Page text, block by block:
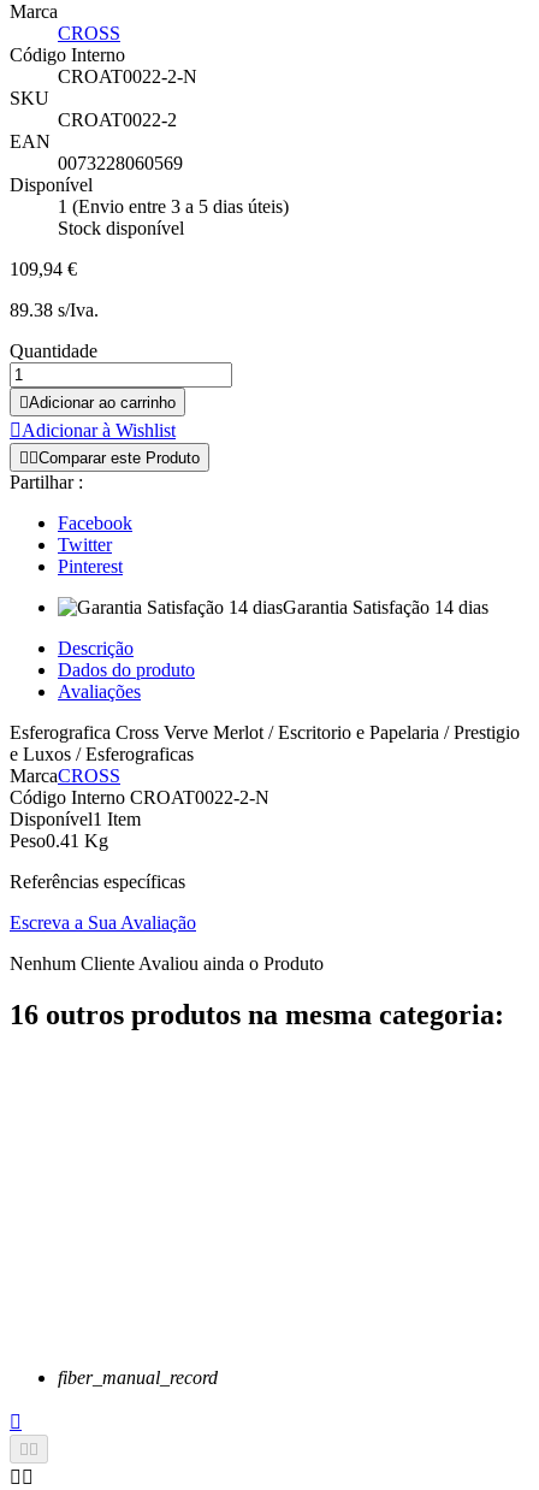
Marca
CROSS
Código Interno
CROAT0022-2-N
SKU
CROAT0022-2
EAN
0073228060569
Disponível
1 (Envio entre 3 a 5 dias úteis)
Stock disponível
109,94 €
89.38 s/Iva.
Quantidade
Adicionar ao carrinho
Adicionar à Wishlist
 Comparar este Produto
Partilhar :
Facebook
Twitter
Pinterest
Garantia Satisfação 14 dias
Descrição
Dados do produto
Avaliações
Esferografica Cross Verve Merlot / Escritorio e Papelaria / Prestigio
e Luxos / Esferograficas
MarcaCROSS
Código Interno CROAT0022-2-N
Disponível1 Item
Peso0.41 Kg
Referências específicas
Escreva a Sua Avaliação
Nenhum Cliente Avaliou ainda o Produto
16 outros produtos na mesma categoria:
fiber_manual_record

 
 